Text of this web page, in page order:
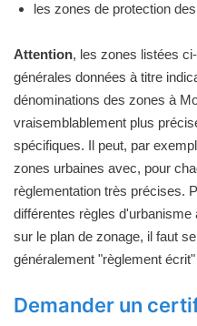
les zones de protection
Attention, les zones listées
générales données à titre
dénominations des zones à
vraisemblablement plus
spécifiques. Il peut, par
zones urbaines avec, pour
règlementation très précises.
différentes règles
sur le plan de zonage, il faut
généralement "règlement
Demander un